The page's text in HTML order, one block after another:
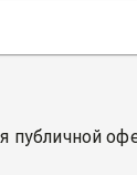
публичной